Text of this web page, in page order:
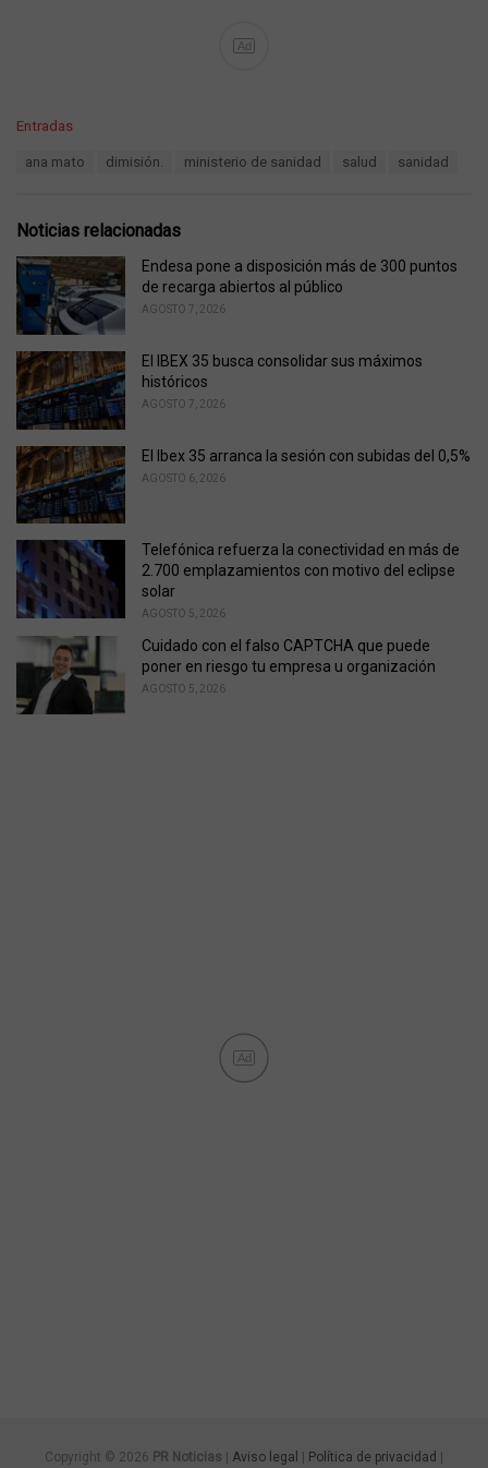
Ad
C
o
r
i
e
s
Entradas
:
ana mato dimisión. ministerio de sanidad salud sanidad
Noticias relacionadas
Endesa pone a disposición más de 300 puntos
de recarga abiertos al público
AGOSTO 7, 2026
El IBEX 35 busca consolidar sus máximos
históricos
AGOSTO 7, 2026
El Ibex 35 arranca la sesión con subidas del 0,5%
AGOSTO 6, 2026
Telefónica refuerza la conectividad en más de
2.700 emplazamientos con motivo del eclipse
solar
AGOSTO 5, 2026
Cuidado con el falso CAPTCHA que puede
poner en riesgo tu empresa u organización
AGOSTO 5, 2026
Ad
Copyright © 2026 PR Noticias | Aviso legal | Política de privacidad |